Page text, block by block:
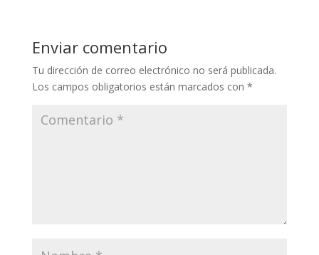
Enviar comentario
Tu dirección de correo electrónico no será publicada.
Los campos obligatorios están marcados con *